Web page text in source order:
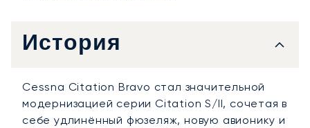
История
Cessna Citation Bravo стал значительной
модернизацией серии Citation S/II, сочетая в
себе удлинённый фюзеляж, новую авионику и